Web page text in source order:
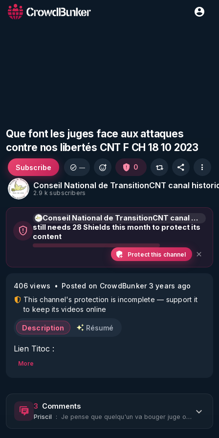
Que font les juges face aux attaques
contre nos libertés CNT F CH 18 10 2023
Conseil National de TransitionCNT canal
2.9 k subscribers
Subscribe — 0
Conseil National de TransitionCNT canal historique
still needs 28 Shields this month to protect its
content
Protect this channel
406 views
Posted on CrowdBunker 3 years ago
This channel's protection is incomplete — support it
to keep its videos online
Description Résumé
https://www.tiktok.com/@cntcanalhistorique?
Pour connaître vos droits et les faire valoir,
informez-vous sur le site www.conseilnational.fr
Prendre rendez-vous pour être diffusé dans nos
More
3 Comments
Priscil : Je pense que quelqu'un va bouger juge ou militaire ou gendarme ou pourquoi pas t...